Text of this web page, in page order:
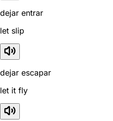
dejar entrar
let slip
dejar escapar
let it fly